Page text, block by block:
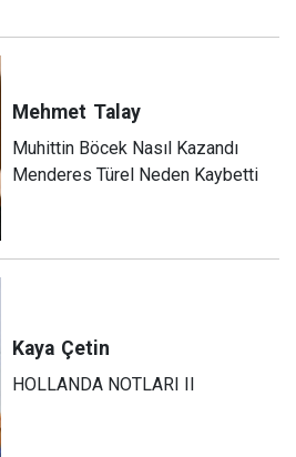
Mehmet Talay
Muhittin Böcek Nasıl Kazandı
Menderes Türel Neden Kaybetti
Kaya Çetin
HOLLANDA NOTLARI II